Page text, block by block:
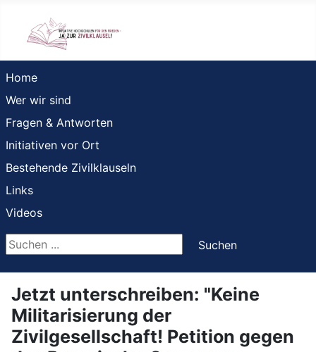
Home
Wer wir sind
Fragen & Antworten
Initiativen vor Ort
Bestehende Zivilklauseln
Links
Videos
Suchen ...
Suchen
Jetzt unterschreiben: "Keine
Militarisierung der
Zivilgesellschaft! Petition gegen